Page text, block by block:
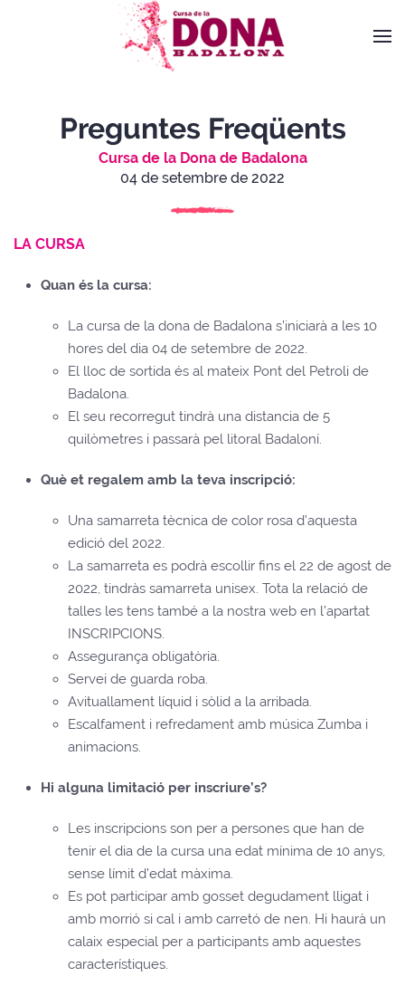
Preguntes Freqüents
Cursa de la Dona de Badalona
04 de setembre de 2022
LA CURSA
Quan és la cursa:
La cursa de la dona de Badalona s’iniciarà a les 10
hores del dia 04 de setembre de 2022.
El lloc de sortida és al mateix Pont del Petroli de
Badalona.
El seu recorregut tindrà una distancia de 5
quilòmetres i passarà pel litoral Badaloní.
Què et regalem amb la teva inscripció:
Una samarreta tècnica de color rosa d’aquesta
edició del 2022.
La samarreta es podrà escollir fins el 22 de agost de
2022, tindràs samarreta unisex. Tota la relació de
talles les tens també a la nostra web en l’apartat
INSCRIPCIONS.
Assegurança obligatòria.
Servei de guarda roba.
Avituallament líquid i sòlid a la arribada.
Escalfament i refredament amb música Zumba i
animacions.
Hi alguna limitació per inscriure’s?
Les inscripcions son per a persones que han de
tenir el dia de la cursa una edat mínima de 10 anys,
sense límit d’edat màxima.
Es pot participar amb gosset degudament lligat i
amb morrió si cal i amb carretó de nen. Hi haurà un
calaix especial per a participants amb aquestes
característiques.